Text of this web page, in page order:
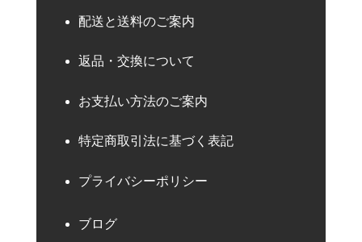
配送と送料のご案内
返品・交換について
お支払い方法のご案内
特定商取引法に基づく表記
プライバシーポリシー
ブログ